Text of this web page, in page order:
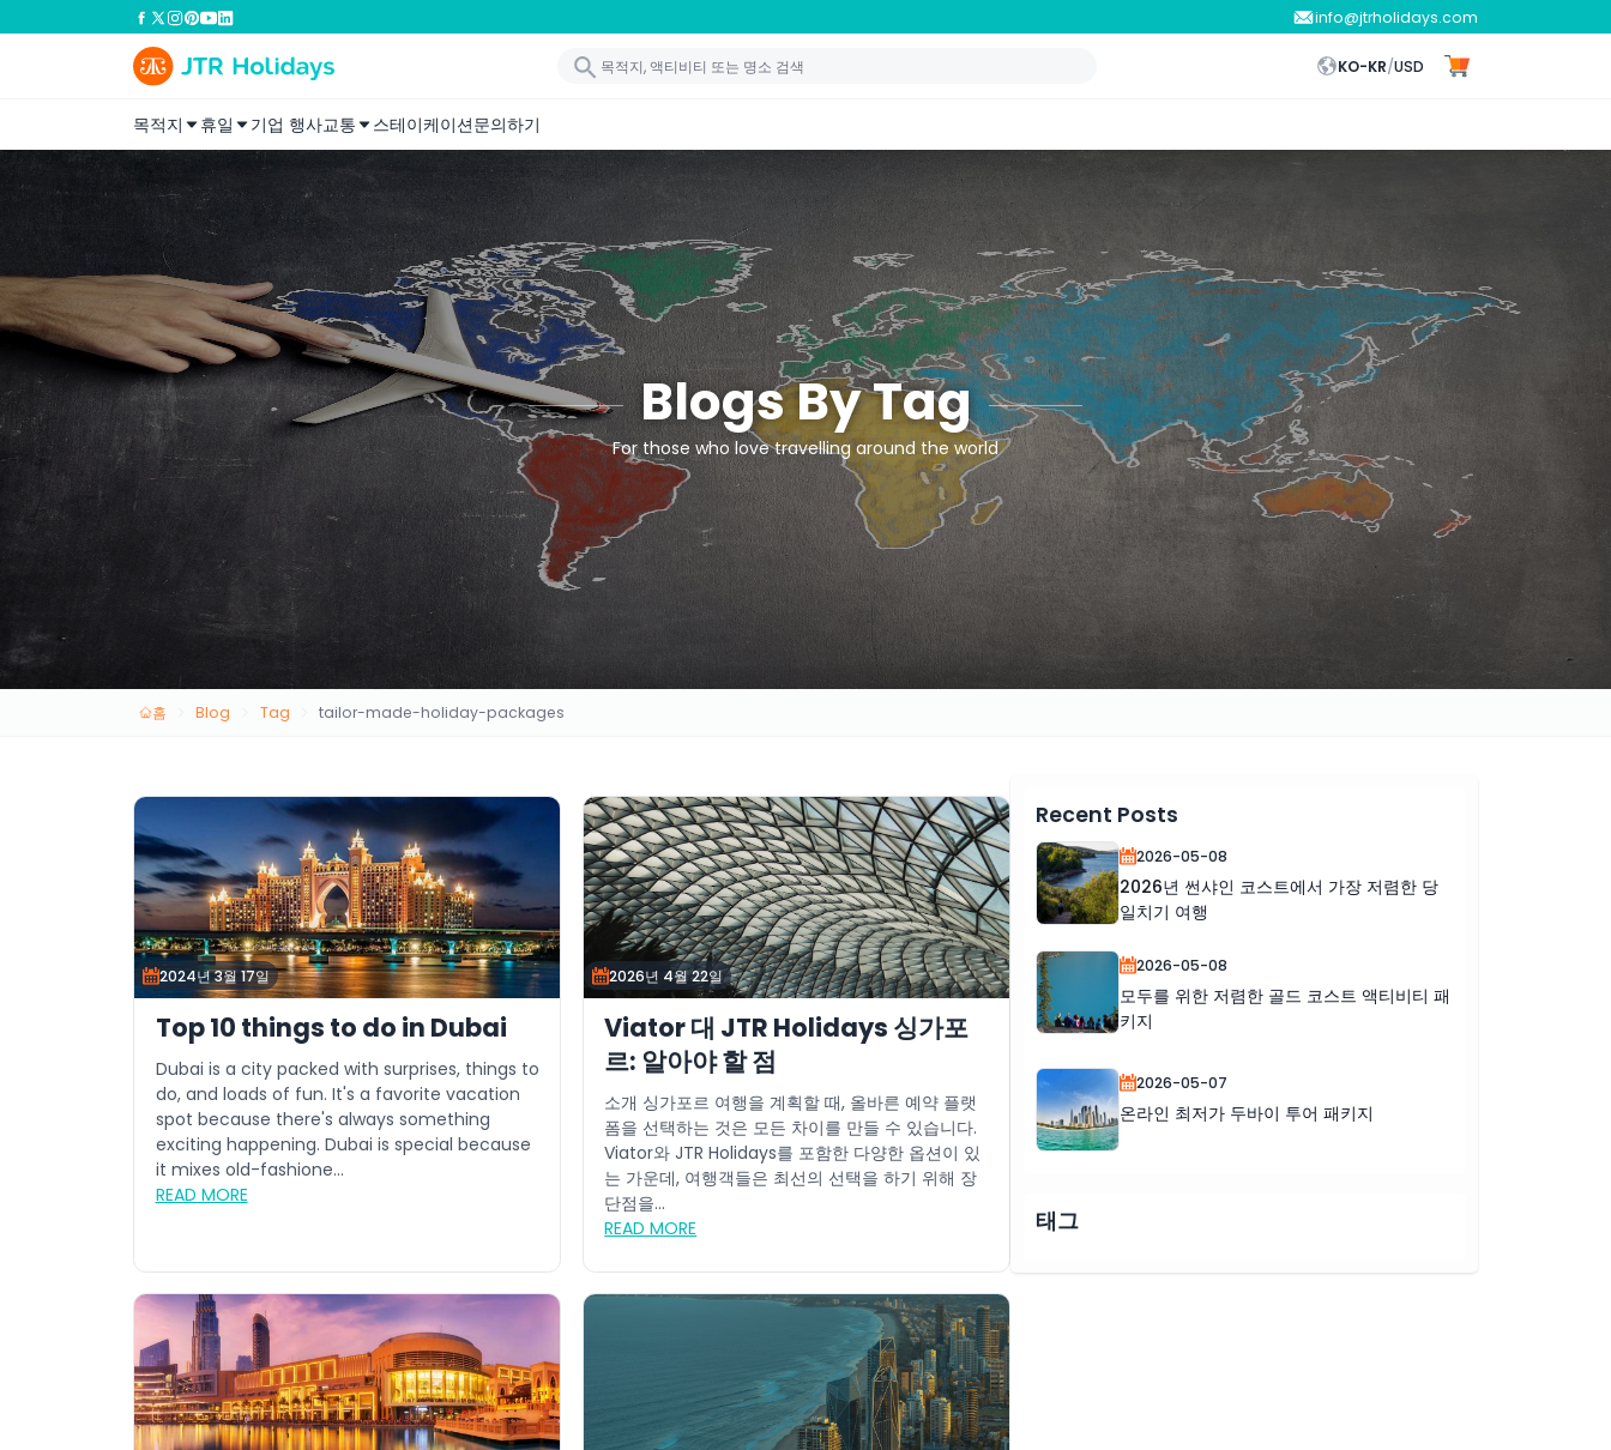
info@jtrholidays.com
KO-KR/USD
목적지 휴일 기업 행사교통 스테이케이션문의하기
Blogs By Tag
For those who love travelling around the world
홈 Blog Tag tailor-made-holiday-packages
2024년 3월 17일
Top 10 things to do in Dubai
Dubai is a city packed with surprises, things to
do, and loads of fun. It's a favorite vacation
spot because there's always something
exciting happening. Dubai is special because
it mixes old-fashione...
READ MORE
2026년 4월 22일
Viator 대 JTR Holidays 싱가포
르: 알아야 할 점
소개 싱가포르 여행을 계획할 때, 올바른 예약 플랫
폼을 선택하는 것은 모든 차이를 만들 수 있습니다.
Viator와 JTR Holidays를 포함한 다양한 옵션이 있
는 가운데, 여행객들은 최선의 선택을 하기 위해 장
단점을...
READ MORE
Recent Posts
2026-05-08
2026년 썬샤인 코스트에서 가장 저렴한 당
일치기 여행
2026-05-08
모두를 위한 저렴한 골드 코스트 액티비티 패
키지
2026-05-07
온라인 최저가 두바이 투어 패키지
태그